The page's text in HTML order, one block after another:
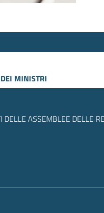
MINISTRI
DELLE ASSEMBLEE DELLE